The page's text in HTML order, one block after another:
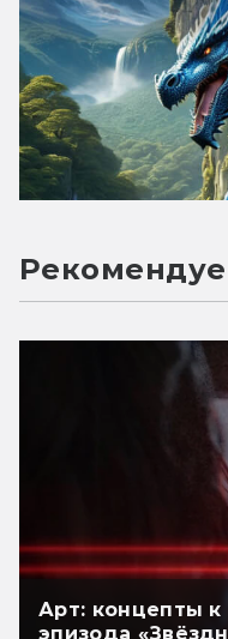
Арт: концепты к
эпизода